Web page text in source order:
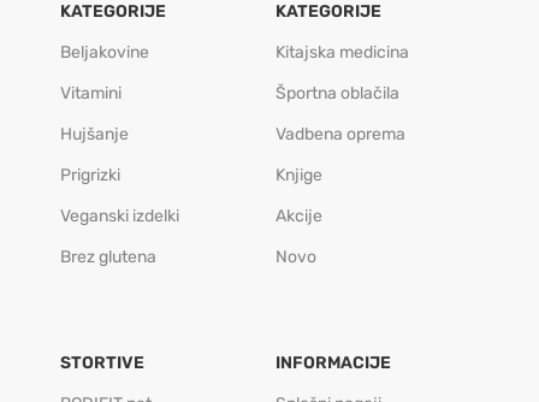
KATEGORIJE
Beljakovine
Vitamini
Hujšanje
Prigrizki
Veganski izdelki
Brez glutena
KATEGORIJE
Kitajska medicina
Športna oblačila
Vadbena oprema
Knjige
Akcije
Novo
STORTIVE
INFORMACIJE